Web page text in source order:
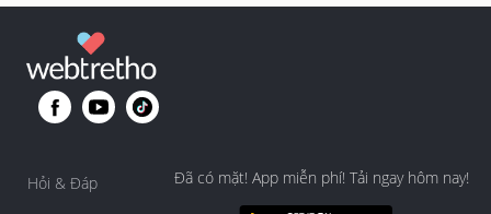
Hỏi & Đáp Đã có mặt! App miễn phí! Tải ngay hôm nay!